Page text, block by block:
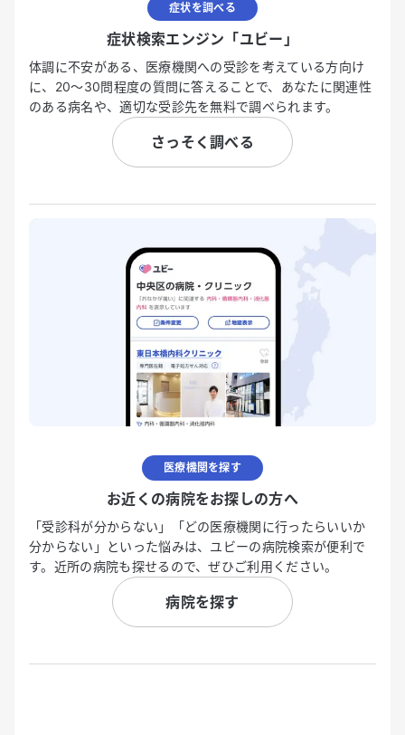
症状を調べる
症状検索エンジン「ユビー」
体調に不安がある、医療機関への受診を考えている方向け
に、20〜30問程度の質問に答えることで、あなたに関連性
のある病名や、適切な受診先を無料で調べられます。
さっそく調べる
医療機関を探す
お近くの病院をお探しの方へ
「受診科が分からない」「どの医療機関に行ったらいいか
分からない」といった悩みは、ユビーの病院検索が便利で
す。近所の病院も探せるので、ぜひご利用ください。
病院を探す